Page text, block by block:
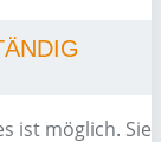
ist möglich. Sie